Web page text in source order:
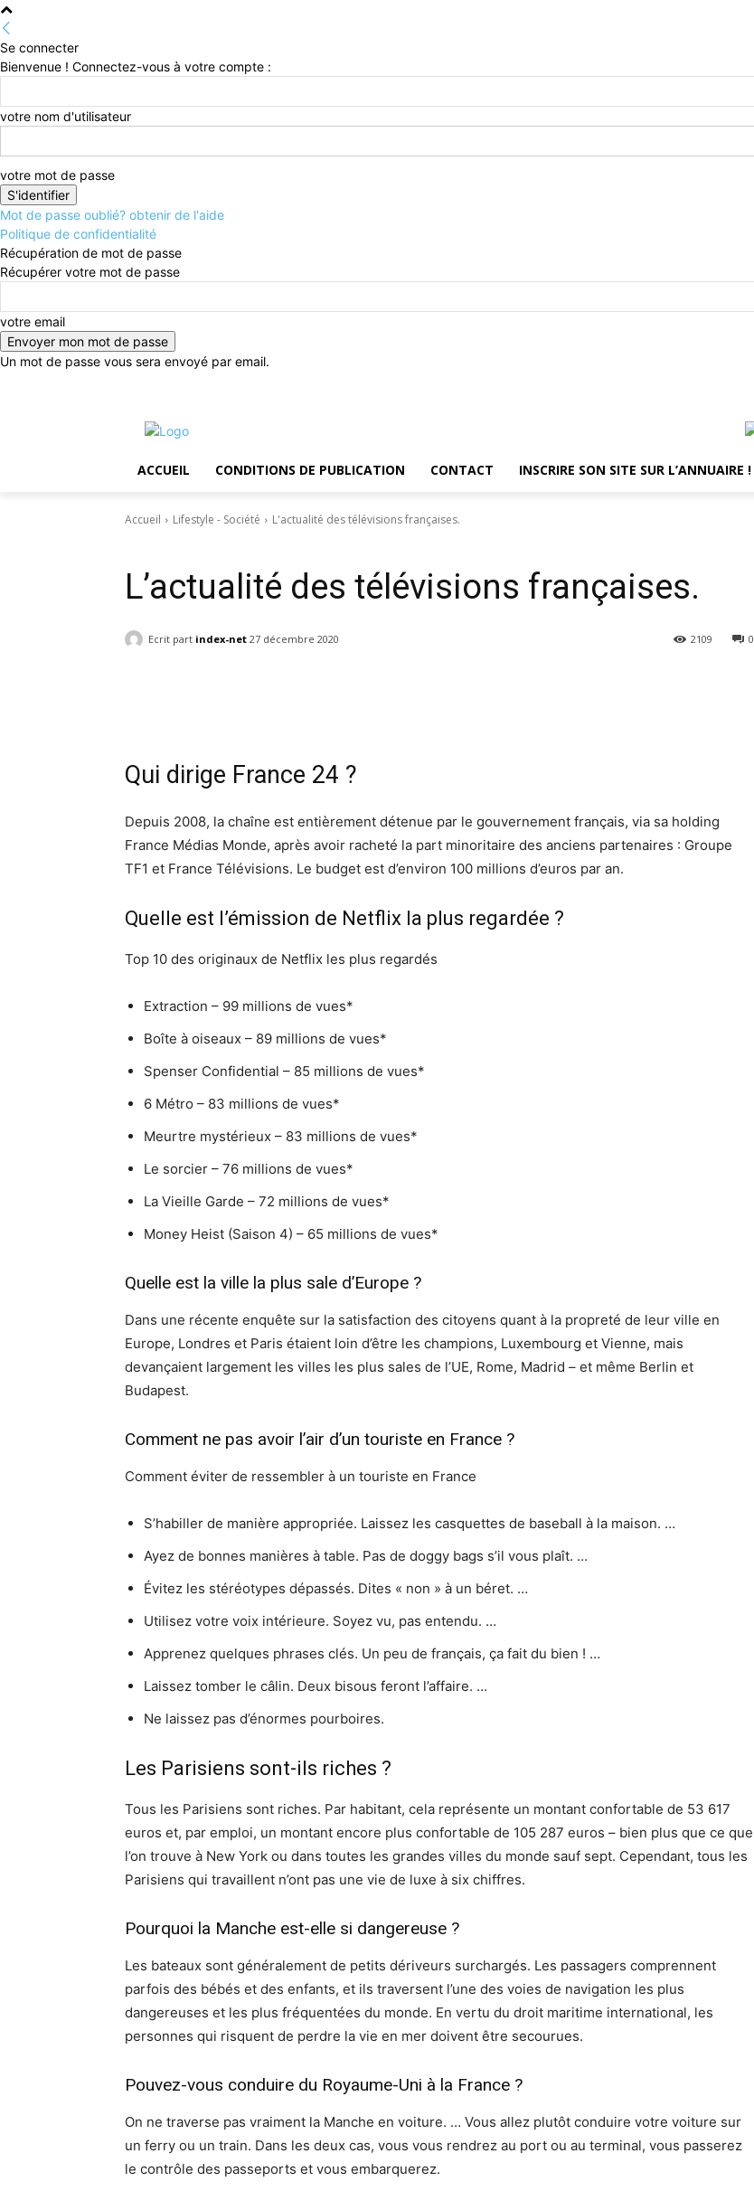
Se connecter
Bienvenue ! Connectez-vous à votre compte :
votre nom d'utilisateur
votre mot de passe
Mot de passe oublié? obtenir de l'aide
Politique de confidentialité
Récupération de mot de passe
Récupérer votre mot de passe
votre email
Un mot de passe vous sera envoyé par email.
ACCUEIL CONDITIONS DE PUBLICATION CONTACT INSCRIRE SON SITE SUR L’ANNUAIRE !
Accueil Lifestyle - Société L'actualité des télévisions françaises.
L’actualité des télévisions françaises.
Ecrit part index-net 27 décembre 2020 0
2109
Qui dirige France 24 ?
Depuis 2008, la chaîne est entièrement détenue par le gouvernement français, via sa holding
France Médias Monde, après avoir racheté la part minoritaire des anciens partenaires : Groupe
TF1 et France Télévisions. Le budget est d’environ 100 millions d’euros par an.
Quelle est l’émission de Netflix la plus regardée ?
Top 10 des originaux de Netflix les plus regardés
Extraction – 99 millions de vues*
Boîte à oiseaux – 89 millions de vues*
Spenser Confidential – 85 millions de vues*
6 Métro – 83 millions de vues*
Meurtre mystérieux – 83 millions de vues*
Le sorcier – 76 millions de vues*
La Vieille Garde – 72 millions de vues*
Money Heist (Saison 4) – 65 millions de vues*
Quelle est la ville la plus sale d’Europe ?
Dans une récente enquête sur la satisfaction des citoyens quant à la propreté de leur ville en
Europe, Londres et Paris étaient loin d’être les champions, Luxembourg et Vienne, mais
devançaient largement les villes les plus sales de l’UE, Rome, Madrid – et même Berlin et
Budapest.
Comment ne pas avoir l’air d’un touriste en France ?
Comment éviter de ressembler à un touriste en France
S’habiller de manière appropriée. Laissez les casquettes de baseball à la maison. …
Ayez de bonnes manières à table. Pas de doggy bags s’il vous plaît. …
Évitez les stéréotypes dépassés. Dites « non » à un béret. …
Utilisez votre voix intérieure. Soyez vu, pas entendu. …
Apprenez quelques phrases clés. Un peu de français, ça fait du bien ! …
Laissez tomber le câlin. Deux bisous feront l’affaire. …
Ne laissez pas d’énormes pourboires.
Les Parisiens sont-ils riches ?
Tous les Parisiens sont riches. Par habitant, cela représente un montant confortable de 53 617
euros et, par emploi, un montant encore plus confortable de 105 287 euros – bien plus que ce que
l’on trouve à New York ou dans toutes les grandes villes du monde sauf sept. Cependant, tous les
Parisiens qui travaillent n’ont pas une vie de luxe à six chiffres.
Pourquoi la Manche est-elle si dangereuse ?
Les bateaux sont généralement de petits dériveurs surchargés. Les passagers comprennent
parfois des bébés et des enfants, et ils traversent l’une des voies de navigation les plus
dangereuses et les plus fréquentées du monde. En vertu du droit maritime international, les
personnes qui risquent de perdre la vie en mer doivent être secourues.
Pouvez-vous conduire du Royaume-Uni à la France ?
On ne traverse pas vraiment la Manche en voiture. … Vous allez plutôt conduire votre voiture sur
un ferry ou un train. Dans les deux cas, vous vous rendrez au port ou au terminal, vous passerez
le contrôle des passeports et vous embarquerez.